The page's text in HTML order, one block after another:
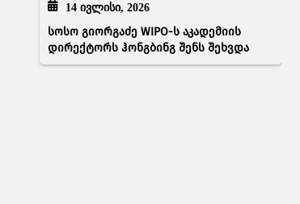
14 ᲘᲕᲚᲘᲡᲘ, 2026
სოსო გიორგაძე WIPO-ს აკადემიის
დირექტორს ჰონგბინგ შენს შეხვდა